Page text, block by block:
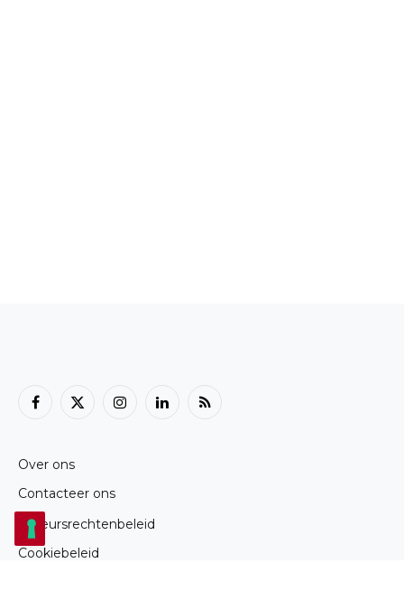
Facebook
X
InstagramLinkedInRSS
Over ons
Contacteer ons
Auteursrechtenbeleid
Cookiebeleid